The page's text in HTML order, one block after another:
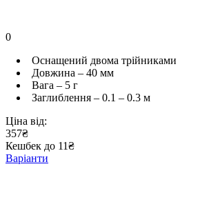
0
Оснащений двома трійниками
Довжина – 40 мм
Вага – 5 г
Заглиблення – 0.1 – 0.3 м
Ціна від:
357₴
Кешбек до 11₴
Варіанти